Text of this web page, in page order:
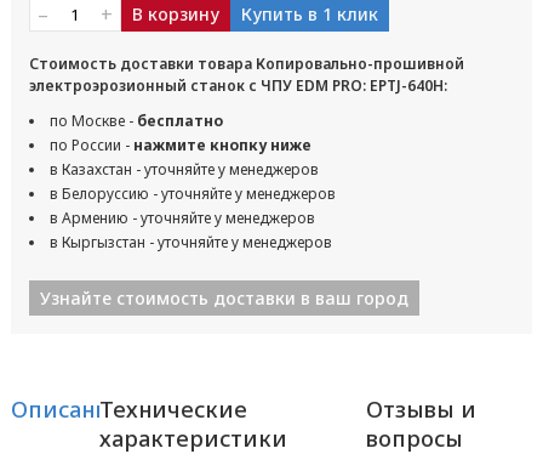
– + В корзину Купить в 1 клик
Стоимость доставки товара Копировально-прошивной
электроэрозионный станок с ЧПУ EDM PRO: EPTJ-640H:
по Москве - бесплатно
по России - нажмите кнопку ниже
в Казахстан - уточняйте у менеджеров
в Белоруссию - уточняйте у менеджеров
в Армению - уточняйте у менеджеров
в Кыргызстан - уточняйте у менеджеров
Узнайте стоимость доставки в ваш город
ОписаниеТехнические
характеристики
Отзывы и
вопросы